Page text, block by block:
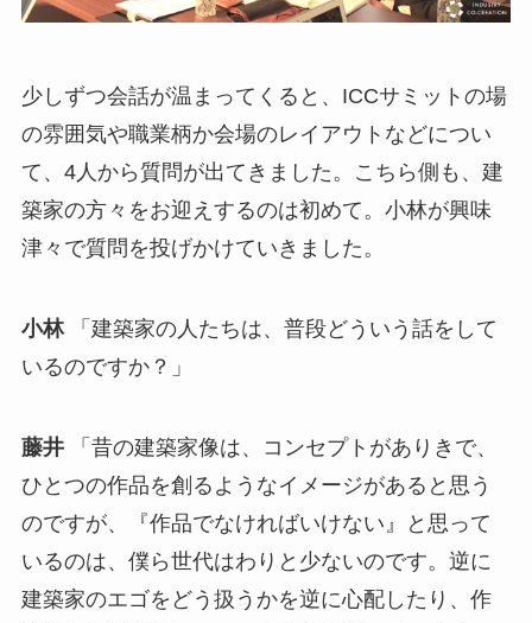
少しずつ会話が温まってくると、ICCサミットの場
の雰囲気や職業柄か会場のレイアウトなどについ
て、4人から質問が出てきました。こちら側も、建
築家の方々をお迎えするのは初めて。小林が興味
津々で質問を投げかけていきました。
小林「建築家の人たちは、普段どういう話をして
いるのですか？」
藤井「昔の建築家像は、コンセプトがありきで、
ひとつの作品を創るようなイメージがあると思う
のですが、『作品でなければいけない』と思って
いるのは、僕ら世代はわりと少ないのです。逆に
建築家のエゴをどう扱うかを逆に心配したり、作